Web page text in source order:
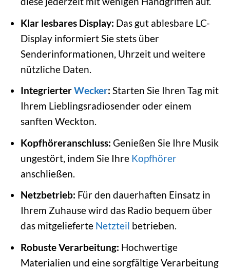
Klar lesbares Display: Das gut ablesbare LC-
Display informiert Sie stets über
Senderinformationen, Uhrzeit und weitere
nützliche Daten.
IntegrierterWecker: Starten Sie Ihren Tag mit
Ihrem Lieblingsradiosender oder einem
sanften Weckton.
Kopfhöreranschluss: Genießen Sie Ihre Musik
ungestört, indem Sie Ihre Kopfhörer
anschließen.
Netzbetrieb: Für den dauerhaften Einsatz in
Ihrem Zuhause wird das Radio bequem über
das mitgelieferte Netzteil betrieben.
Robuste Verarbeitung: Hochwertige
Materialien und eine sorgfältige Verarbeitung